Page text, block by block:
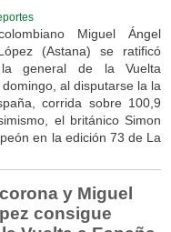
Miguel Ángel
López (Astana) se ratificó
general de la Vuelta
al disputarse la la
corrida sobre 100,9
el británico Simon
en la edición 73 de La
y Miguel
consigue